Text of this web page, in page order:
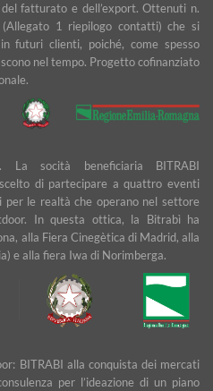
fatturato e dell’export. Ottenuti n.
1 riepilogo contatti) che si
futuri clienti, poiché, come spesso
nel tempo. Progetto cofinanziato
La socità beneficiaria BITRABI
di partecipare a quattro eventi
le realtà che operano nel settore
In questa ottica, la Bitrabì ha
alla Fiera Cinegètica di Madrid, alla
e alla fiera Iwa di Norimberga.
BITRABI alla conquista dei mercati
per l’ideazione di un piano